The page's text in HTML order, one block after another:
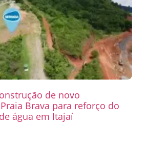
de novo
Brava para reforço do
água em Itajaí